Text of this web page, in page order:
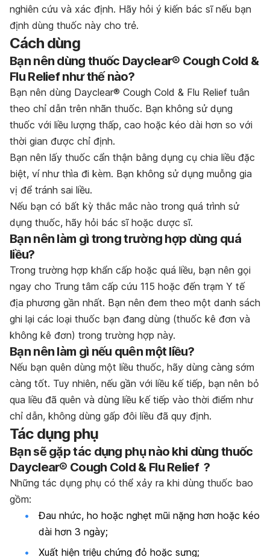
nghiên cứu và xác định. Hãy hỏi ý kiến bác sĩ nếu bạn
định dùng thuốc này cho trẻ.
Cách dùng
Bạn nên dùng thuốc Dayclear® Cough Cold &
Flu Relief như thế nào?
Bạn nên dùng Dayclear® Cough Cold & Flu Relief tuân
theo chỉ dẫn trên nhãn thuốc. Bạn không sử dụng
thuốc với liều lượng thấp, cao hoặc kéo dài hơn so với
thời gian được chỉ định.
Bạn nên lấy thuốc cẩn thận bằng dụng cụ chia liều đặc
biệt, ví như thìa đi kèm. Bạn không sử dụng muỗng gia
vị để tránh sai liều.
Nếu bạn có bất kỳ thắc mắc nào trong quá trình sử
dụng thuốc, hãy hỏi bác sĩ hoặc dược sĩ.
Bạn nên làm gì trong trường hợp dùng quá
liều?
Trong trường hợp khẩn cấp hoặc quá liều, bạn nên gọi
ngay cho Trung tâm cấp cứu 115 hoặc đến trạm Y tế
địa phương gần nhất. Bạn nên đem theo một danh sách
ghi lại các loại thuốc bạn đang dùng (thuốc kê đơn và
không kê đơn) trong trường hợp này.
Bạn nên làm gì nếu quên một liều?
Nếu bạn quên dùng một liều thuốc, hãy dùng càng sớm
càng tốt. Tuy nhiên, nếu gần với liều kế tiếp, bạn nên bỏ
qua liều đã quên và dùng liều kế tiếp vào thời điểm như
chỉ dẫn, không dùng gấp đôi liều đã quy định.
Tác dụng phụ
Bạn sẽ gặp tác dụng phụ nào khi dùng thuốc
Dayclear® Cough Cold & Flu Relief ?
Những tác dụng phụ có thể xảy ra khi dùng thuốc bao
gồm:
Đau nhức, ho hoặc nghẹt mũi nặng hơn hoặc kéo
dài hơn 3 ngày;
Xuất hiện triệu chứng đỏ hoặc sưng;